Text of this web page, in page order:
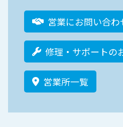
営業にお問い合わ
修理・サポートの
営業所一覧